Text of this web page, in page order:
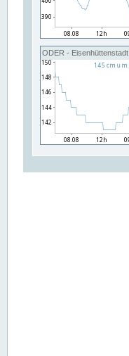
ODER - Eisenhüttenstadt